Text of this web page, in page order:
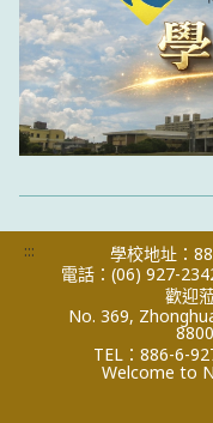
:::
學校地址：
電話：(06) 927-
歡迎
No. 369,
TEL：886-6-
Welcome to